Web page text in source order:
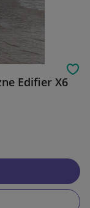
Edifier X6